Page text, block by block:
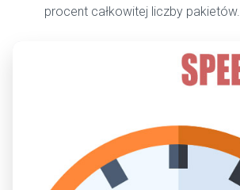
procent całkowitej liczby pakietów.